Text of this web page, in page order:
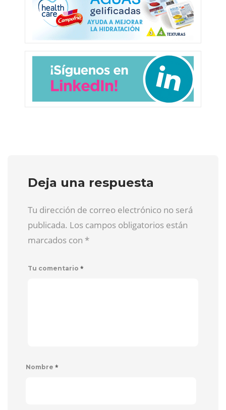
Deja una respuesta
Tu dirección de correo electrónico no será
publicada. Los campos obligatorios están
marcados con *
Tu comentario *
Nombre *